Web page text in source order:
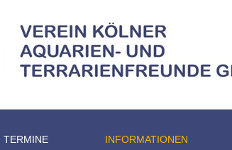
TERMINE INFORMATIONEN